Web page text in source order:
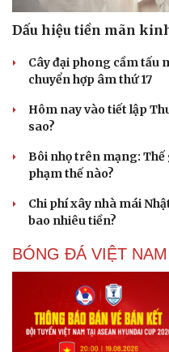
Sức khỏe
Cây thuốc
Sản phụ khoa
Nam khoa
Làm đẹp - giảm cân
Phòng mạch online
Ăn sạch sống khỏe
Dấu hiệu tiền mãn
Cây đại phong cầm tấu
chuyển hợp âm thứ 17
Hôm nay vào tiết lập
sao?
Bôi nhọ trên mạng:
phạm thế nào?
Chi phí xây nhà mái
bao nhiêu tiền?
BÓNG ĐÁ VIỆT NAM